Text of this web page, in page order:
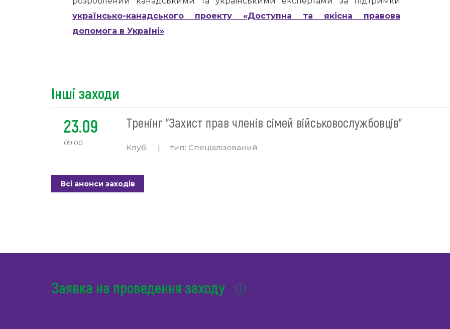
українсько-канадського проекту «Доступна та якісна правова
допомога в Україні».
Інші заходи
23.09
09:00
Тренінг "Захист прав членів сімей військовослужбовців"
Клуб: | тип: Спеціалізований
Всі анонси заходів
Заявка на проведення заходу